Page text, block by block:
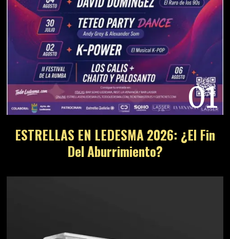
01
ESTRELLAS EN LEDESMA 2026: ¿El Fin
Del Aburrimiento?